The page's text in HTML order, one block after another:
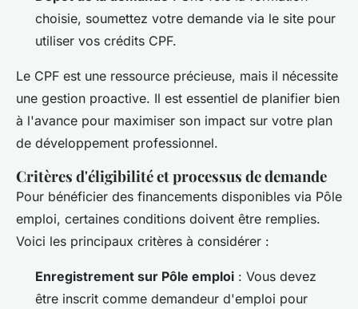
choisie, soumettez votre demande via le site pour
utiliser vos crédits CPF.
Le CPF est une ressource précieuse, mais il nécessite
une gestion proactive. Il est essentiel de planifier bien
à l'avance pour maximiser son impact sur votre plan
de développement professionnel.
Critères d'éligibilité et processus de demande
Pour bénéficier des financements disponibles via Pôle
emploi, certaines conditions doivent être remplies.
Voici les principaux critères à considérer :
Enregistrement sur Pôle emploi : Vous devez
être inscrit comme demandeur d'emploi pour